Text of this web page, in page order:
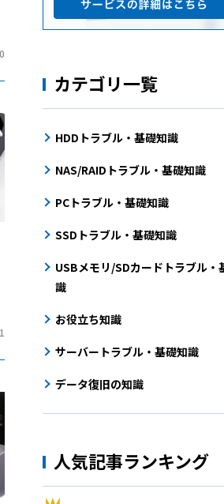
カテゴリ一覧
HDDトラブル・基礎知識
NAS/RAIDトラブル・基礎知識
PCトラブル・基礎知識
SSDトラブル・基礎知識
USBメモリ/SDカードトラブル・
識
お役立ち知識
サーバートラブル・基礎知識
データ復旧の知識
人気記事ランキング